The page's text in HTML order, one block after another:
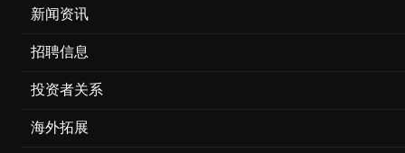
新闻资讯
招聘信息
投资者关系
海外拓展